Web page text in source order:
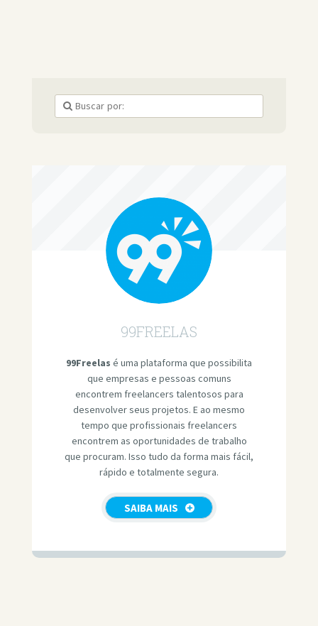
99FREELAS
99Freelas é uma plataforma que possibilita
que empresas e pessoas comuns
encontrem freelancers talentosos para
desenvolver seus projetos. E ao mesmo
tempo que profissionais freelancers
encontrem as oportunidades de trabalho
que procuram. Isso tudo da forma mais fácil,
rápido e totalmente segura.
SAIBA MAIS